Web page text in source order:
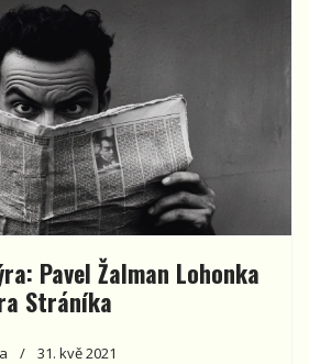
Pavel Žalman Lohonka
Stráníka
31. kvě 2021